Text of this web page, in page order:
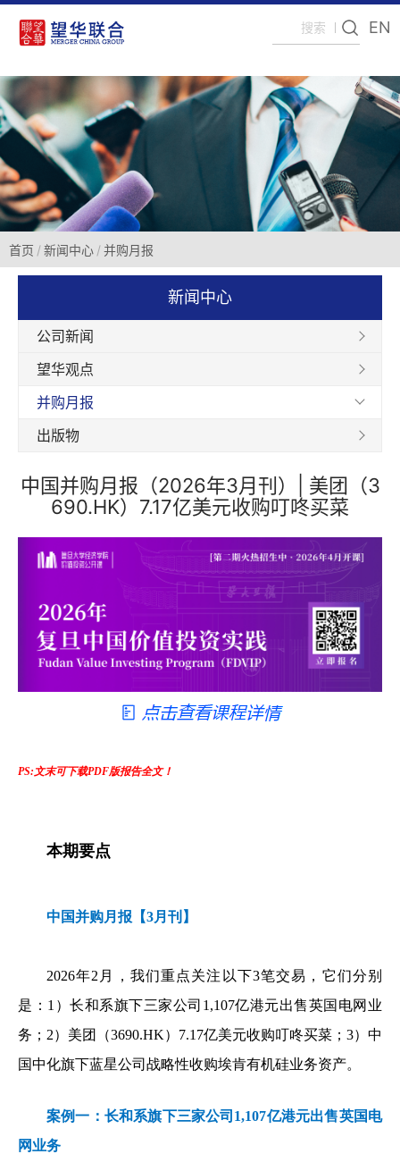
EN
首页 新闻中心 并购月报
新闻中心
公司新闻
望华观点
并购月报
出版物
中国并购月报（2026年3月刊）| 美团（3
690.HK）7.17亿美元收购叮咚买菜
PS:文末可下载PDF版报告全文！
本期要点
中国并购月报【3月刊】
2026年2月，我们重点关注以下3笔交易，它们分别
是：1）长和系旗下三家公司1,107亿港元出售英国电网业
务；2）美团（3690.HK）7.17亿美元收购叮咚买菜；3）中
国中化旗下蓝星公司战略性收购埃肯有机硅业务资产。
案例一：长和系旗下三家公司1,107亿港元出售英国电
网业务